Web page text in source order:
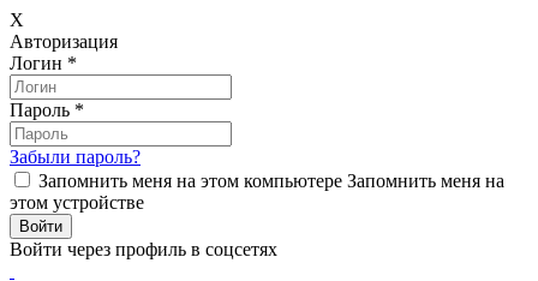
X
Авторизация
Логин *
Пароль *
Забыли пароль?
Запомнить меня на этом компьютере Запомнить меня на
этом устройстве
Войти через профиль в соцсетях